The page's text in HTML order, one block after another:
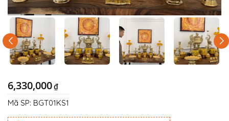
6,330,000₫
Mã SP: BGT01KS1